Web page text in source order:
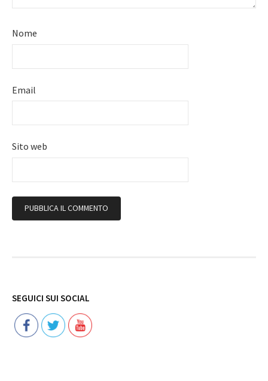
Nome
Email
Sito web
SEGUICI SUI SOCIAL